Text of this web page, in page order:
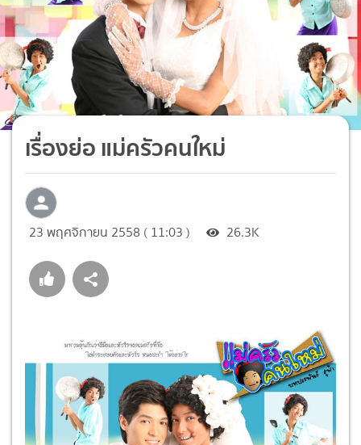
เรื่องย่อ แม่ครัวคนใหม่
23 พฤศจิกายน 2558 ( 11:03 ) 26.3K